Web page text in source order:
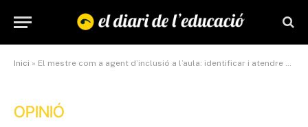
Inici » El mestre com a agent d’inclusió a l’aula: identificar i atendre necessitats”
OPINIÓ